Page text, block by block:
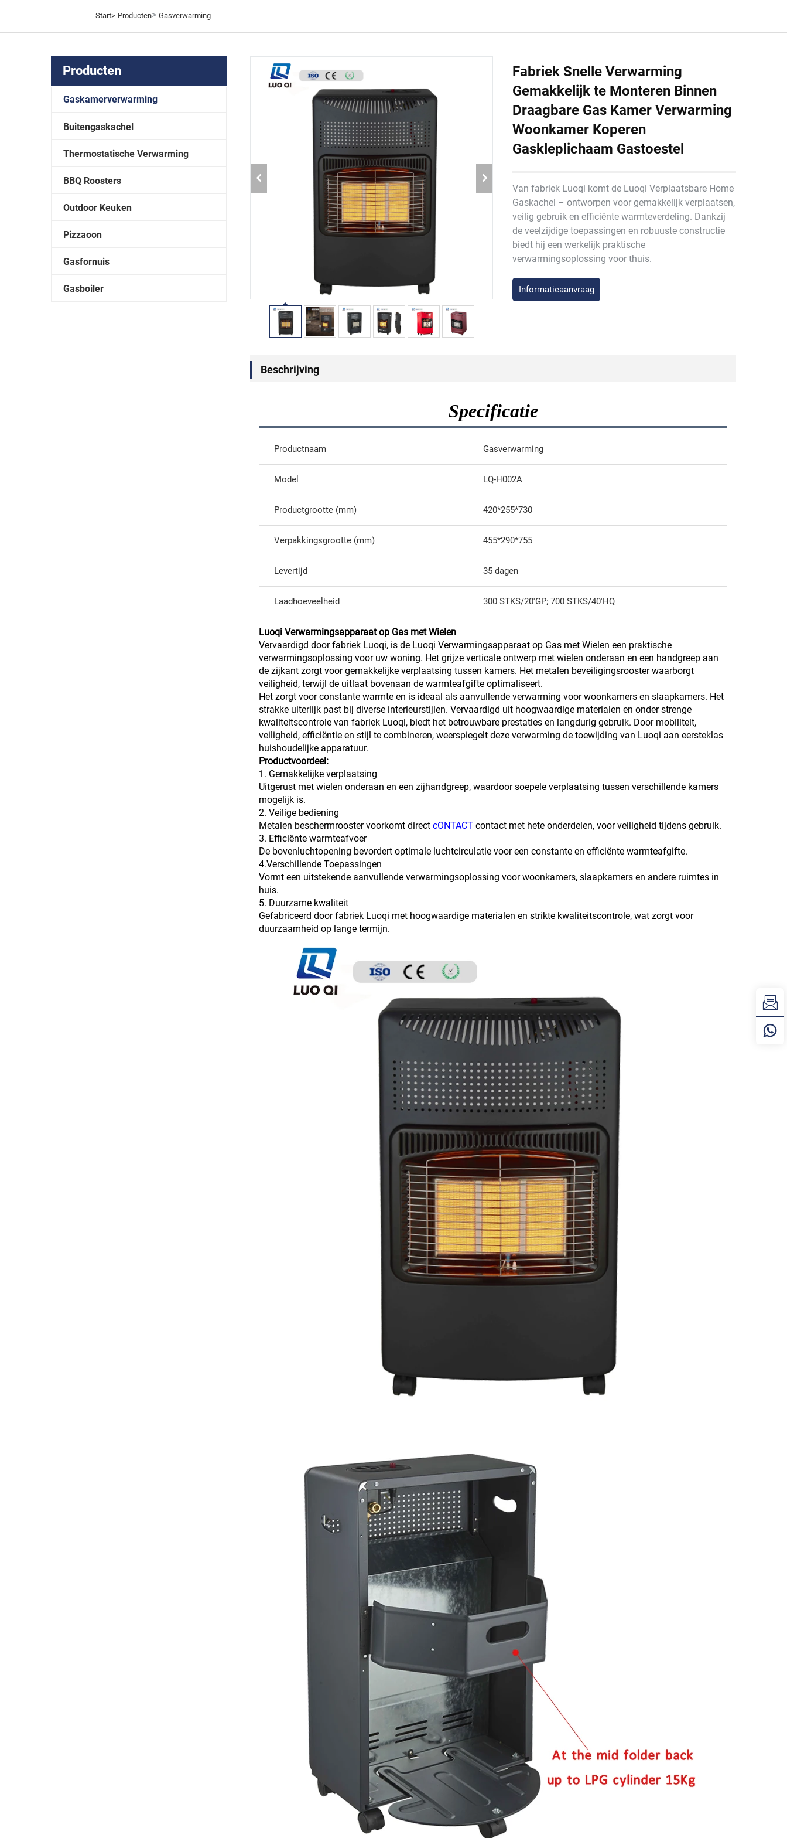
Start> Producten> Gasverwarming
Producten
Gaskamerverwarming
Buitengaskachel
Thermostatische Verwarming
BBQ Roosters
Outdoor Keuken
Pizzaoon
Gasfornuis
Gasboiler
Fabriek Snelle Verwarming
Gemakkelijk te Monteren Binnen
Draagbare Gas Kamer Verwarming
Woonkamer Koperen
Gaskleplichaam Gastoestel
Van fabriek Luoqi komt de Luoqi Verplaatsbare Home
Gaskachel – ontworpen voor gemakkelijk verplaatsen,
veilig gebruik en efficiënte warmteverdeling. Dankzij
de veelzijdige toepassingen en robuuste constructie
biedt hij een werkelijk praktische
verwarmingsoplossing voor thuis.
Informatieaanvraag
Beschrijving
Specificatie
Productnaam Gasverwarming
Model LQ-H002A
Productgrootte (mm) 420*255*730
Verpakkingsgrootte (mm) 455*290*755
Levertijd 35 dagen
Laadhoeveelheid 300 STKS/20'GP; 700 STKS/40'HQ
Luoqi Verwarmingsapparaat op Gas met Wielen
Vervaardigd door fabriek Luoqi, is de Luoqi Verwarmingsapparaat op Gas met Wielen een praktische
verwarmingsoplossing voor uw woning. Het grijze verticale ontwerp met wielen onderaan en een handgreep aan
de zijkant zorgt voor gemakkelijke verplaatsing tussen kamers. Het metalen beveiligingsrooster waarborgt
veiligheid, terwijl de uitlaat bovenaan de warmteafgifte optimaliseert.
Het zorgt voor constante warmte en is ideaal als aanvullende verwarming voor woonkamers en slaapkamers. Het
strakke uiterlijk past bij diverse interieurstijlen. Vervaardigd uit hoogwaardige materialen en onder strenge
kwaliteitscontrole van fabriek Luoqi, biedt het betrouwbare prestaties en langdurig gebruik. Door mobiliteit,
veiligheid, efficiëntie en stijl te combineren, weerspiegelt deze verwarming de toewijding van Luoqi aan eersteklas
huishoudelijke apparatuur.
Productvoordeel:
1. Gemakkelijke verplaatsing
Uitgerust met wielen onderaan en een zijhandgreep, waardoor soepele verplaatsing tussen verschillende kamers
mogelijk is.
2. Veilige bediening
Metalen beschermrooster voorkomt direct cONTACT contact met hete onderdelen, voor veiligheid tijdens gebruik.
3. Efficiënte warmteafvoer
De bovenluchtopening bevordert optimale luchtcirculatie voor een constante en efficiënte warmteafgifte.
4.Verschillende Toepassingen
Vormt een uitstekende aanvullende verwarmingsoplossing voor woonkamers, slaapkamers en andere ruimtes in
huis.
5. Duurzame kwaliteit
Gefabriceerd door fabriek Luoqi met hoogwaardige materialen en strikte kwaliteitscontrole, wat zorgt voor
duurzaamheid op lange termijn.